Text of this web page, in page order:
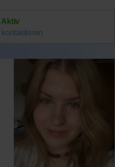
Aktiv
kontaktieren